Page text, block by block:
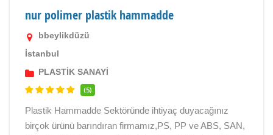
nur polimer plastik hammadde
bbeylikdüzü
İstanbul
PLASTİK SANAYİ
(5)
Plastik Hammadde Sektöründe ihtiyaç duyacağınız
birçok ürünü barındıran firmamız,PS, PP ve ABS, SAN,